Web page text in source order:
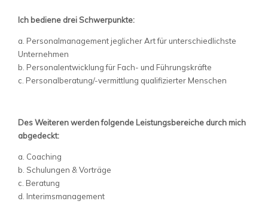
Ich bediene drei Schwerpunkte:
a. Personalmanagement jeglicher Art für unterschiedlichste
Unternehmen
b. Personalentwicklung für Fach- und Führungskräfte
c. Personalberatung/-vermittlung qualifizierter Menschen
Des Weiteren werden folgende Leistungsbereiche durch mich
abgedeckt:
a. Coaching
b. Schulungen & Vorträge
c. Beratung
d. Interimsmanagement